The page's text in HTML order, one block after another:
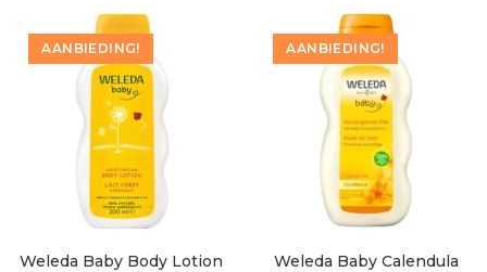
AANBIEDING!
Weleda Baby Body Lotion
AANBIEDING!
Weleda Baby Calendula